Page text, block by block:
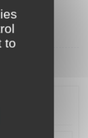
to